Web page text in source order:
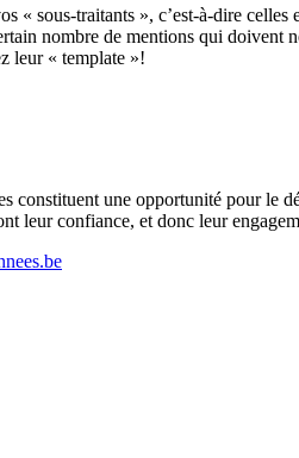
« sous-traitants », c’est-à-dire
nombre de mentions qui doivent
leur « template »!
constituent une opportunité pour le
leur confiance, et donc leur